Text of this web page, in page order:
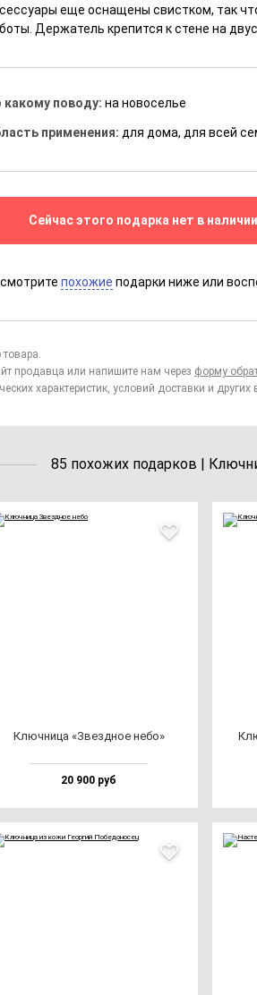
еще оснащены свистком, так
Держатель крепится к стене на
какому поводу:на новоселье
применения:для дома, для всей
Сейчас этого подарка нет в
похожие подарки ниже или
продавца или напишите нам через форму
характеристик, условий доставки и
85 похожих подарков |
Ключ­ни­ца «Звез­дное не­бо»
20 900 руб